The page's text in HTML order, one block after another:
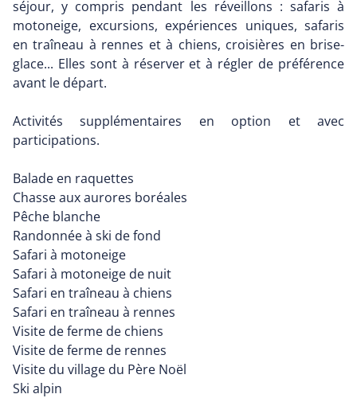
séjour, y compris pendant les réveillons : safaris à
motoneige, excursions, expériences uniques, safaris
en traîneau à rennes et à chiens, croisières en brise-
glace... Elles sont à réserver et à régler de préférence
avant le départ.
Activités supplémentaires en option et avec
participations.
Balade en raquettes
Chasse aux aurores boréales
Pêche blanche
Randonnée à ski de fond
Safari à motoneige
Safari à motoneige de nuit
Safari en traîneau à chiens
Safari en traîneau à rennes
Visite de ferme de chiens
Visite de ferme de rennes
Visite du village du Père Noël
Ski alpin